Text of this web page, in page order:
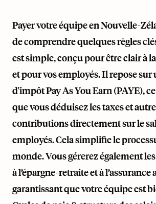
Payer votre équipe en Nouvelle-
de comprendre quelques règles
est simple, conçu pour être clair à
et pour vos employés. Il repose sur
d'impôt Pay As You Earn (PAYE),
que vous déduisez les taxes et
contributions directement sur le
employés. Cela simplifie le
monde. Vous gérerez également
à l’épargne-retraite et à l’assurance
garantissant que votre équipe est